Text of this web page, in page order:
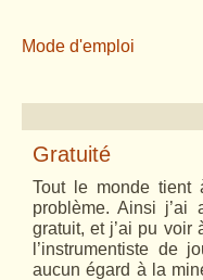
Mode d'emploi
Gratuité
Tout le monde tient
problème. Ainsi j’ai
gratuit, et j’ai pu
l’instrumentiste de
aucun égard à la